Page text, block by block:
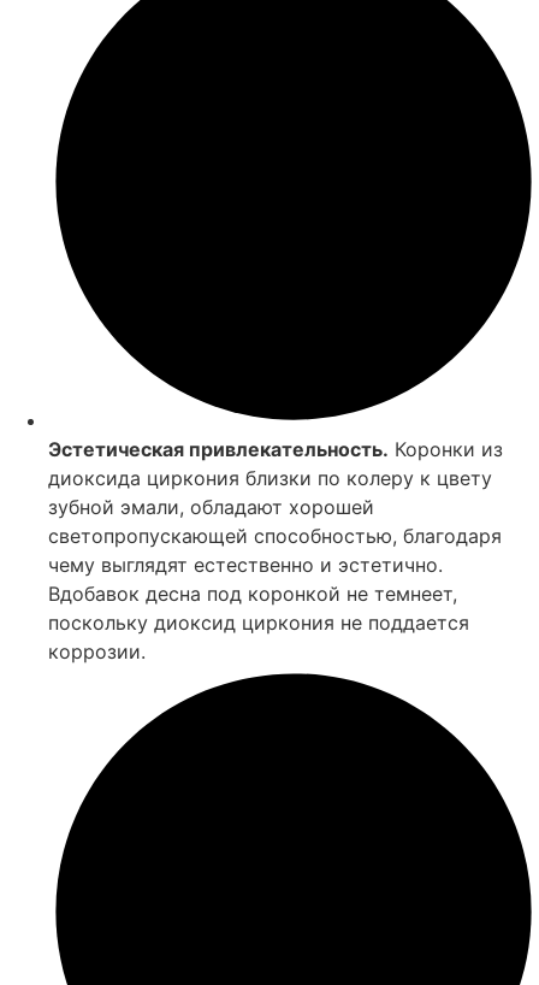
Эстетическая привлекательность. Коронки из
диоксида циркония близки по колеру к цвету
зубной эмали, обладают хорошей
светопропускающей способностью, благодаря
чему выглядят естественно и эстетично.
Вдобавок десна под коронкой не темнеет,
поскольку диоксид циркония не поддается
коррозии.